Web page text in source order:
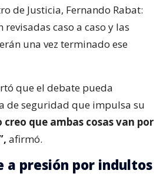
de Justicia, Fernando Rabat:
caso a caso y las
una vez terminado ese
que el debate pueda
de seguridad que impulsa su
creo que ambas cosas van por
afirmó.
a presión por indultos